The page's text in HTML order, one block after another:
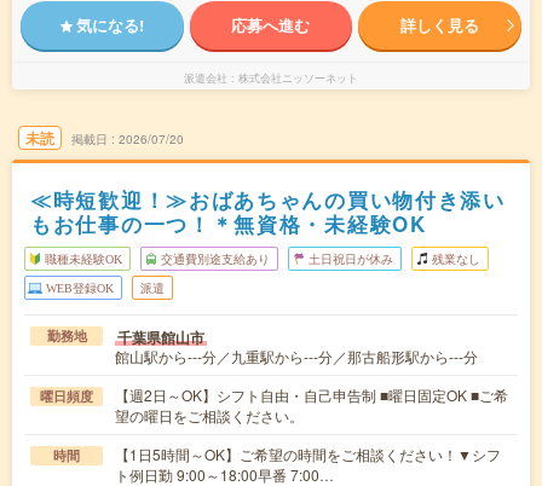
気になる! 応募へ進む 詳しく見る
派遣会社 株式会社ニッソーネット
未読 掲載日 2026/07/20
≪時短歓迎！≫おばあちゃんの買い物付き添い
もお仕事の一つ！＊無資格・未経験OK
職種未経験OK 交通費別途支給あり 土日祝日が休み 残業なし
WEB登録OK 派遣
勤務地 千葉県館山市
館山駅から---分／九重駅から---分／那古船形駅から---分
曜日頻度
【週2日～OK】シフト自由・自己申告制 ■曜日固定OK ■ご希
望の曜日をご相談ください。
時間
【1日5時間～OK】ご希望の時間をご相談ください！▼シフ
ト例日勤 9:00～18:00早番 7:00…